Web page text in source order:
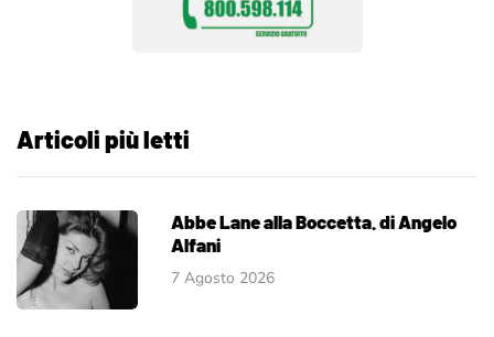
Articoli più letti
Abbe Lane alla Boccetta. di Angelo
Alfani
7 Agosto 2026